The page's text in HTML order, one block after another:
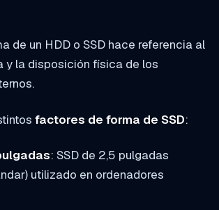
de un HDD o SSD hace referencia al
y la disposición física de los
factores de forma de SSD:
: SSD de 2,5 pulgadas
utilizado en ordenadores